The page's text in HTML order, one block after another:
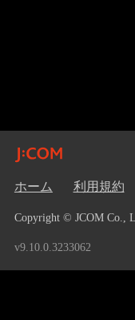
ホーム 利用規約
Copyright © JCOM Co.,
v9.10.0.3233062